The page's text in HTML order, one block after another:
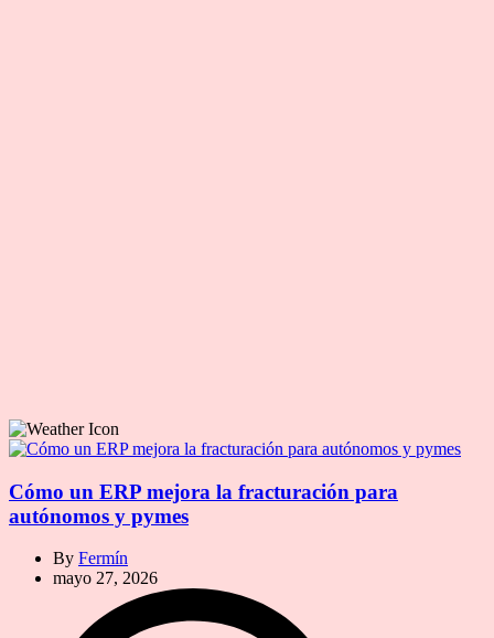
Cómo un ERP mejora la fracturación para
autónomos y pymes
By Fermín
mayo 27, 2026